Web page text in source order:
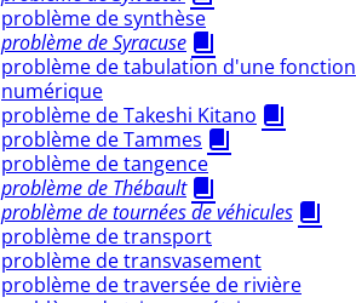
problème de synthèse
problème de Syracuse
problème de tabulation d'une fonction
numérique
problème de Takeshi Kitano
problème de Tammes
problème de tangence
problème de Thébault
problème de tournées de véhicules
problème de transport
problème de transvasement
problème de traversée de rivière